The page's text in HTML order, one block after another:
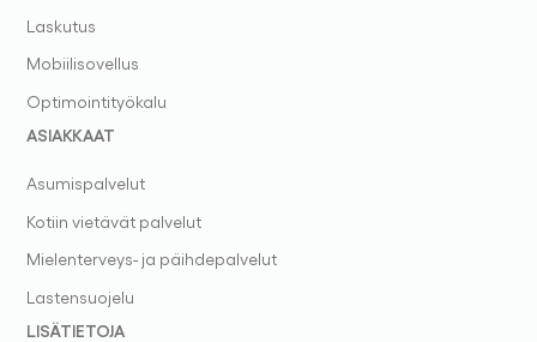
Laskutus
Mobiilisovellus
Optimointityökalu
ASIAKKAAT
Asumispalvelut
Kotiin vietävät palvelut
Mielenterveys- ja päihdepalvelut
Lastensuojelu
LISÄTIETOJA